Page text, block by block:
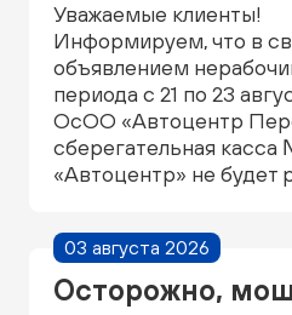
Уважаемые клиенты!
Информируем, что в
объявлением
периода с 21 по 23
ОсОО «Автоцентр
сберегательная
«Автоцентр» не будет
03 августа 2026
Осторожно,